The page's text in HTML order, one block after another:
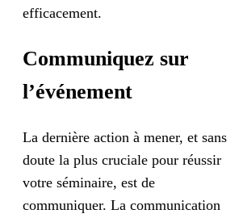
efficacement.
Communiquez sur
l’événement
La dernière action à mener, et sans
doute la plus cruciale pour réussir
votre séminaire, est de
communiquer. La communication